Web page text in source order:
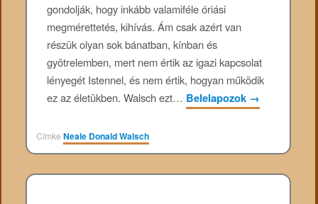
gondolják, hogy inkább valamiféle óriási
megmérettetés, kihívás. Ám csak azért van
részük olyan sok bánatban, kínban és
gyötrelemben, mert nem értik az igazi kapcsolat
lényegét Istennel, és nem értik, hogyan működik
ez az életükben. Walsch ezt… Belelapozok →
CímkeNeale Donald Walsch